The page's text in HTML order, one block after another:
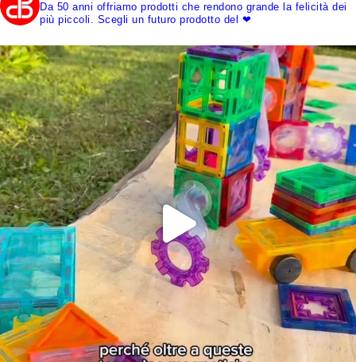
Da 50 anni offriamo prodotti che rendono grande la felicità dei
più piccoli. Scegli un futuro prodotto del ❤